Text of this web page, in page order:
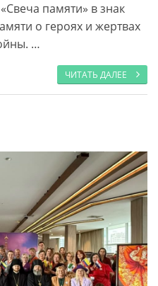
памяти» в знак
о героях и жертвах
…
ЧИТАТЬ ДАЛЕЕ